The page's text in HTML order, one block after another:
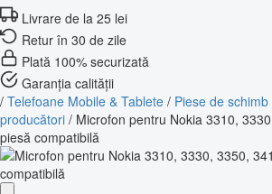
Livrare de la 25 lei
Retur în 30 de zile
Plată 100% securizată
Garanția calității
/ Telefoane Mobile & Tablete / Piese de
producători / Microfon pentru Nokia 3310,
piesă compatibilă